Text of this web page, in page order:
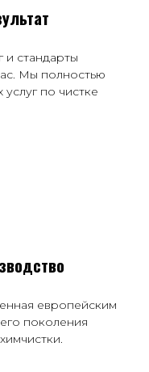
и стандарты
Мы полностью
услуг по чистке
европейским
поколения